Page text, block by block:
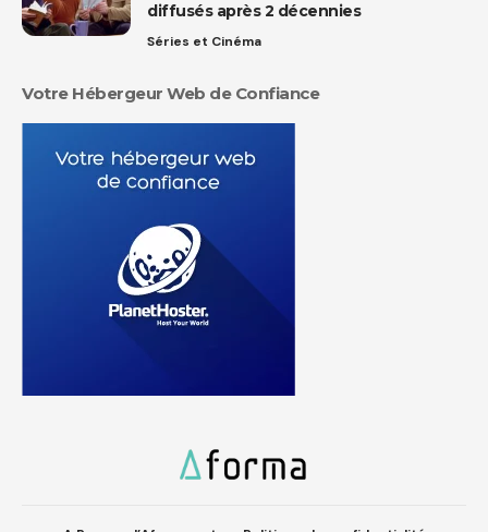
diffusés après 2 décennies
Séries et Cinéma
Votre Hébergeur Web de Confiance